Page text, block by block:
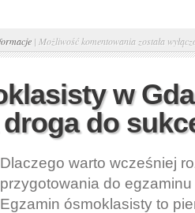
| Możliwość komentowania Jak
wybrać
producenta
opakowań
dla
została
w
do
Dlaczego warto wcześniej
przygotowania do
Egzamin ósmoklasisty to